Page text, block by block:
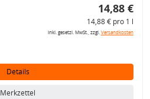
14,88 €
14,88 € pro 1 l
inkl. gesetzl. MwSt., zzgl.Versandkosten
Details
Merkzettel